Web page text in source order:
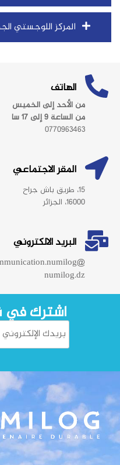
المركز اللوجستي
الهاتف
من الأحد إلى الخميس
من الساعة 9 إلى 17 سا
0770963463
المقر الاجتماعي
15، طريق باش جراح
16000، الجزائر
البريد الالكتروني
numilog.dz
اشترك في